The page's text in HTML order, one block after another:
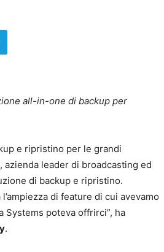
all-in-one di backup per
e ripristino per le grandi
, azienda leader di broadcasting ed
di backup e ripristino.
di feature di cui avevamo
Systems poteva offrirci”, ha
.